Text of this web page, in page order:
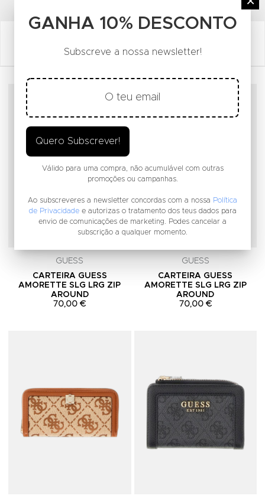
Adicionar aos Favoritos
GUESS
CARTEIRA GUESS
AMORETTE SLG LRG ZIP
AROUND
70,00 €
GUESS
CARTEIRA GUESS
AMORETTE SLG LRG ZIP
AROUND
70,00 €
Quero Subscrever!
promoções ou campanhas.
Ao subscreveres a newsletter concordas com a nossaPolítica
de Privacidadee autorizas o tratamento dos teus dados para
subscrição a qualquer momento.